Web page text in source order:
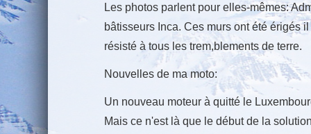
Les photos parlent pour elles-mêmes:
bâtisseurs Inca. Ces murs ont été érigés
résisté à tous les trem,blements de terre.
Nouvelles de ma moto:
Un nouveau moteur à quitté le
Mais ce n'est là que le début de la